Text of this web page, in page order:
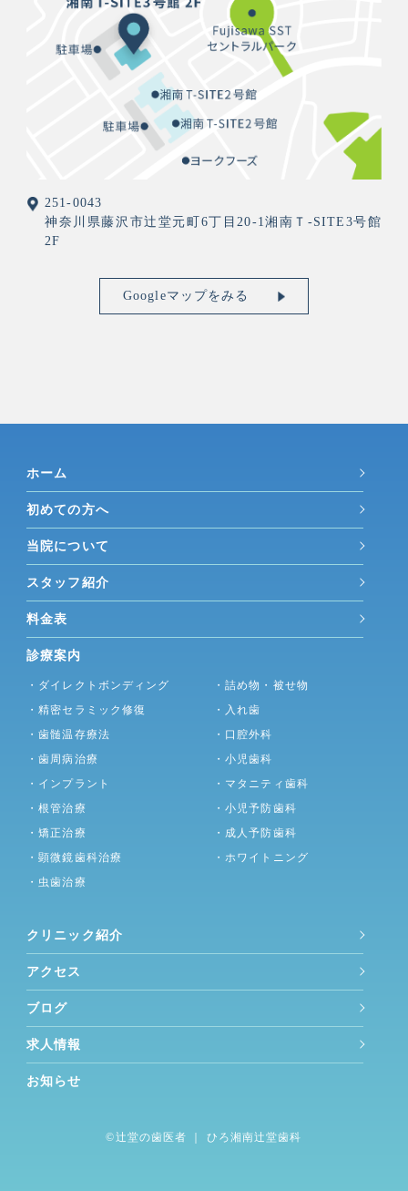
251-0043
神奈川県藤沢市辻堂元町6丁目20-1湘南Ｔ-SITE3号館
2F
Googleマップをみる
ホーム
初めての方へ
当院について
スタッフ紹介
料金表
診療案内
・ダイレクトボンディング
・精密セラミック修復
・歯髄温存療法
・歯周病治療
・インプラント
・根管治療
・矯正治療
・顕微鏡歯科治療
・虫歯治療
・詰め物・被せ物
・入れ歯
・口腔外科
・小児歯科
・マタニティ歯科
・小児予防歯科
・成人予防歯科
・ホワイトニング
クリニック紹介
アクセス
ブログ
求人情報
お知らせ
©︎辻堂の歯医者 ｜ ひろ湘南辻堂歯科